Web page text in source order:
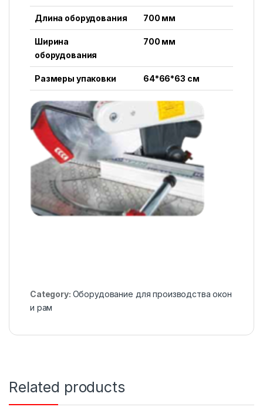
Длина оборудования 700 мм
Ширина
оборудования
700 мм
Размеры упаковки 64*66*63 см
Category: Оборудование для производства окон
и рам
Related products